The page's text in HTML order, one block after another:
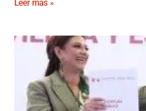
Leer más »